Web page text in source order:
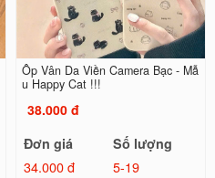
Ốp Vân Da Viền Camera Bạc - Mẫ
u Happy Cat !!!
38.000 đ
Đơn giá
Số lượng
34.000 đ
5-19